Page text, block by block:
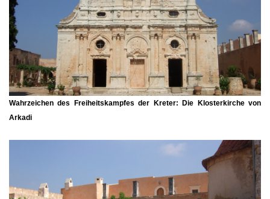
Wahrzeichen des Freiheitskampfes der Kreter: Die Klosterkirche von
Arkadi